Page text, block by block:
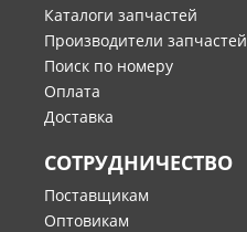
Каталоги запчастей
Производители запчастей
Поиск по номеру
Оплата
Доставка
СОТРУДНИЧЕСТВО
Поставщикам
Оптовикам